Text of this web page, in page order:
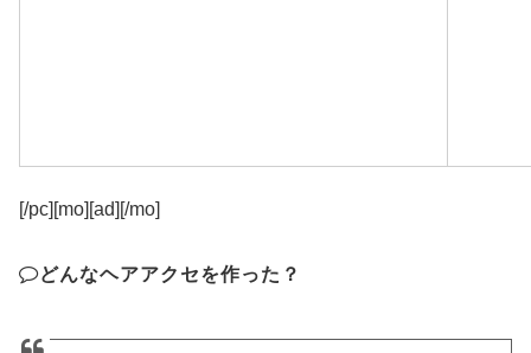
[/pc][mo][ad][/mo]
どんなヘアアクセを作った？